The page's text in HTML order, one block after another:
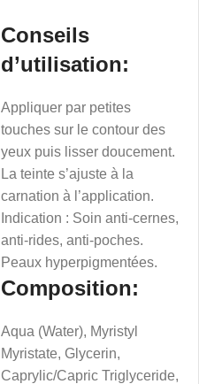
Conseils
d’utilisation:
Appliquer par petites
touches sur le contour des
yeux puis lisser doucement.
La teinte s’ajuste à la
carnation à l’application.
Indication : Soin anti-cernes,
anti-rides, anti-poches.
Peaux hyperpigmentées.
Composition:
Aqua (Water), Myristyl
Myristate, Glycerin,
Caprylic/Capric Triglyceride,